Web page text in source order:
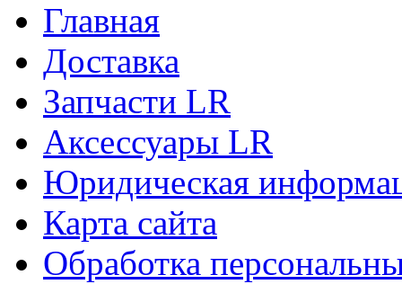
Главная
Доставка
Запчасти LR
Аксессуары LR
Юридическая
Карта сайта
Обработка